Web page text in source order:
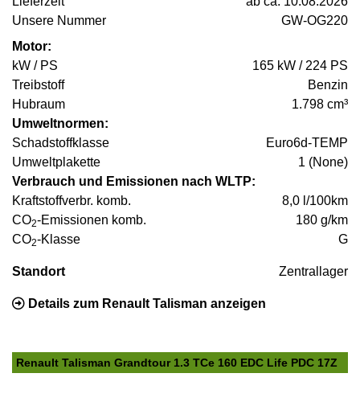
Unsere Nummer
GW-OG220
Motor:
kW / PS
165 kW / 224 PS
Treibstoff
Benzin
Hubraum
1.798 cm³
Umweltnormen:
Schadstoffklasse
Euro6d-TEMP
Umweltplakette
1 (None)
Verbrauch und Emissionen nach WLTP:
Kraftstoffverbr. komb.
8,0 l/100km
CO2-Emissionen komb.
180 g/km
CO2-Klasse G
Standort Zentrallager
Details zum Renault Talisman anzeigen
Renault Talisman Grandtour 1.3 TCe 160 EDC Life PDC 17Z